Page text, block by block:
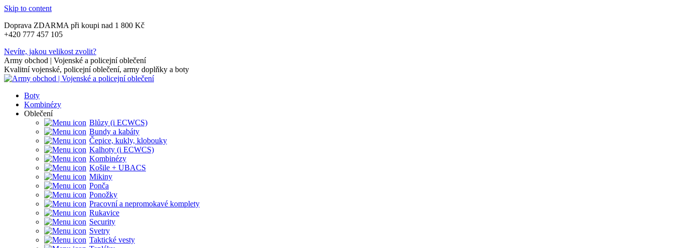
Skip to content
Doprava ZDARMA při koupi nad 1 800 Kč
+420 777 457 105
Nevíte, jakou velikost zvolit?
Army obchod | Vojenské a policejní oblečení
Kvalitní vojenské, policejní oblečení, army doplňky a boty
Boty
Kombinézy
Oblečení
Blůzy (i ECWCS)
Bundy a kabáty
Čepice, kukly, klobouky
Kalhoty (i ECWCS)
Kombinézy
Košile + UBACS
Mikiny
Ponča
Ponožky
Pracovní a nepromokavé komplety
Rukavice
Security
Svetry
Taktické vesty